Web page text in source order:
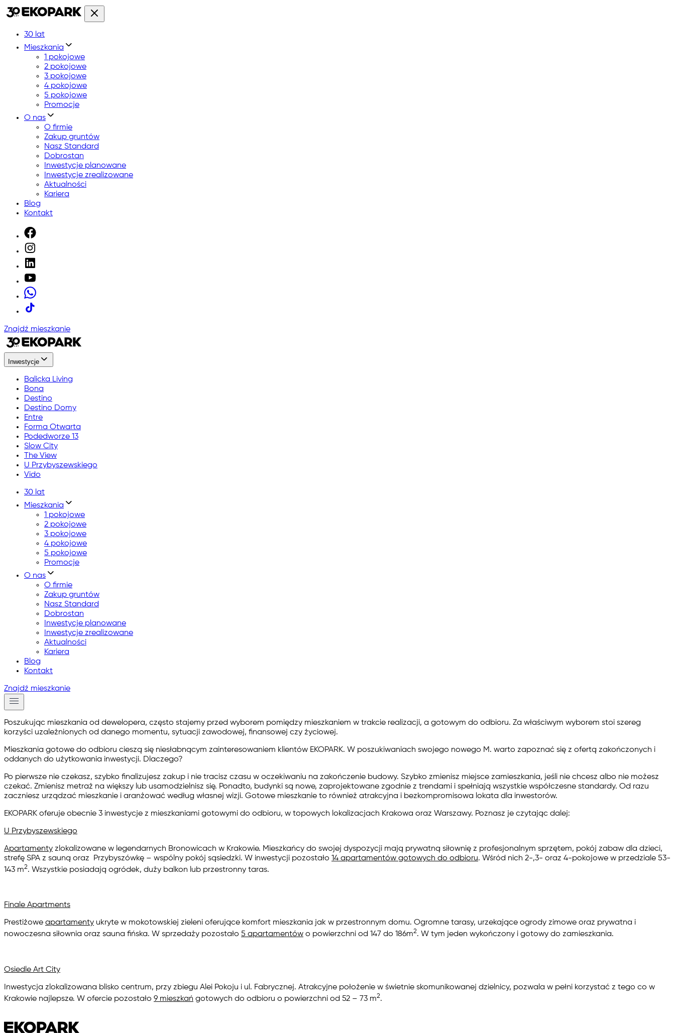
30 lat
Mieszkania
1 pokojowe
2 pokojowe
3 pokojowe
4 pokojowe
5 pokojowe
Promocje
O nas
O firmie
Zakup gruntów
Nasz Standard
Dobrostan
Inwestycje planowane
Inwestycje zrealizowane
Aktualności
Kariera
Blog
Kontakt
Znajdź mieszkanie
Inwestycje
Balicka Living
Bona
Destino
Destino Domy
Entre
Forma Otwarta
Podedworze 13
Slow City
The View
U Przybyszewskiego
Vido
30 lat
Mieszkania
1 pokojowe
2 pokojowe
3 pokojowe
4 pokojowe
5 pokojowe
Promocje
O nas
O firmie
Zakup gruntów
Nasz Standard
Dobrostan
Inwestycje planowane
Inwestycje zrealizowane
Aktualności
Kariera
Blog
Kontakt
Znajdź mieszkanie
Poszukując mieszkania od dewelopera, często stajemy przed wyborem pomiędzy mieszkaniem w trakcie realizacji, a gotowym do odbioru. Za właściwym wyborem stoi szereg
korzyści uzależnionych od danego momentu, sytuacji zawodowej, finansowej czy życiowej.
Mieszkania gotowe do odbioru cieszą się niesłabnącym zainteresowaniem klientów EKOPARK. W poszukiwaniach swojego nowego M. warto zapoznać się z ofertą zakończonych i
oddanych do użytkowania inwestycji. Dlaczego?
Po pierwsze nie czekasz, szybko finalizujesz zakup i nie tracisz czasu w oczekiwaniu na zakończenie budowy. Szybko zmienisz miejsce zamieszkania, jeśli nie chcesz albo nie możesz
czekać. Zmienisz metraż na większy lub usamodzielnisz się. Ponadto, budynki są nowe, zaprojektowane zgodnie z trendami i spełniają wszystkie współczesne standardy. Od razu
zaczniesz urządzać mieszkanie i aranżować według własnej wizji. Gotowe mieszkanie to również atrakcyjna i bezkompromisowa lokata dla inwestorów.
EKOPARK oferuje obecnie 3 inwestycje z mieszkaniami gotowymi do odbioru, w topowych lokalizacjach Krakowa oraz Warszawy. Poznasz je czytając dalej:
U Przybyszewskiego
Apartamenty zlokalizowane w legendarnych Bronowicach w Krakowie. Mieszkańcy do swojej dyspozycji mają prywatną siłownię z profesjonalnym sprzętem, pokój zabaw dla dzieci,
strefę SPA z sauną oraz Przybyszówkę – wspólny pokój sąsiedzki. W inwestycji pozostało 14 apartamentów gotowych do odbioru. Wśród nich 2-,3- oraz 4-pokojowe w przedziale 53-
143 m2. Wszystkie posiadają ogródek, duży balkon lub przestronny taras.
Finale Apartments
Prestiżowe apartamenty ukryte w mokotowskiej zieleni oferujące komfort mieszkania jak w przestronnym domu. Ogromne tarasy, urzekające ogrody zimowe oraz prywatna i
nowoczesna siłownia oraz sauna fińska. W sprzedaży pozostało 5 apartamentów o powierzchni od 147 do 186m2. W tym jeden wykończony i gotowy do zamieszkania.
Osiedle Art City
Inwestycja zlokalizowana blisko centrum, przy zbiegu Alei Pokoju i ul. Fabrycznej. Atrakcyjne położenie w świetnie skomunikowanej dzielnicy, pozwala w pełni korzystać z tego co w
Krakowie najlepsze. W ofercie pozostało 9 mieszkań gotowych do odbioru o powierzchni od 52 – 73 m2.